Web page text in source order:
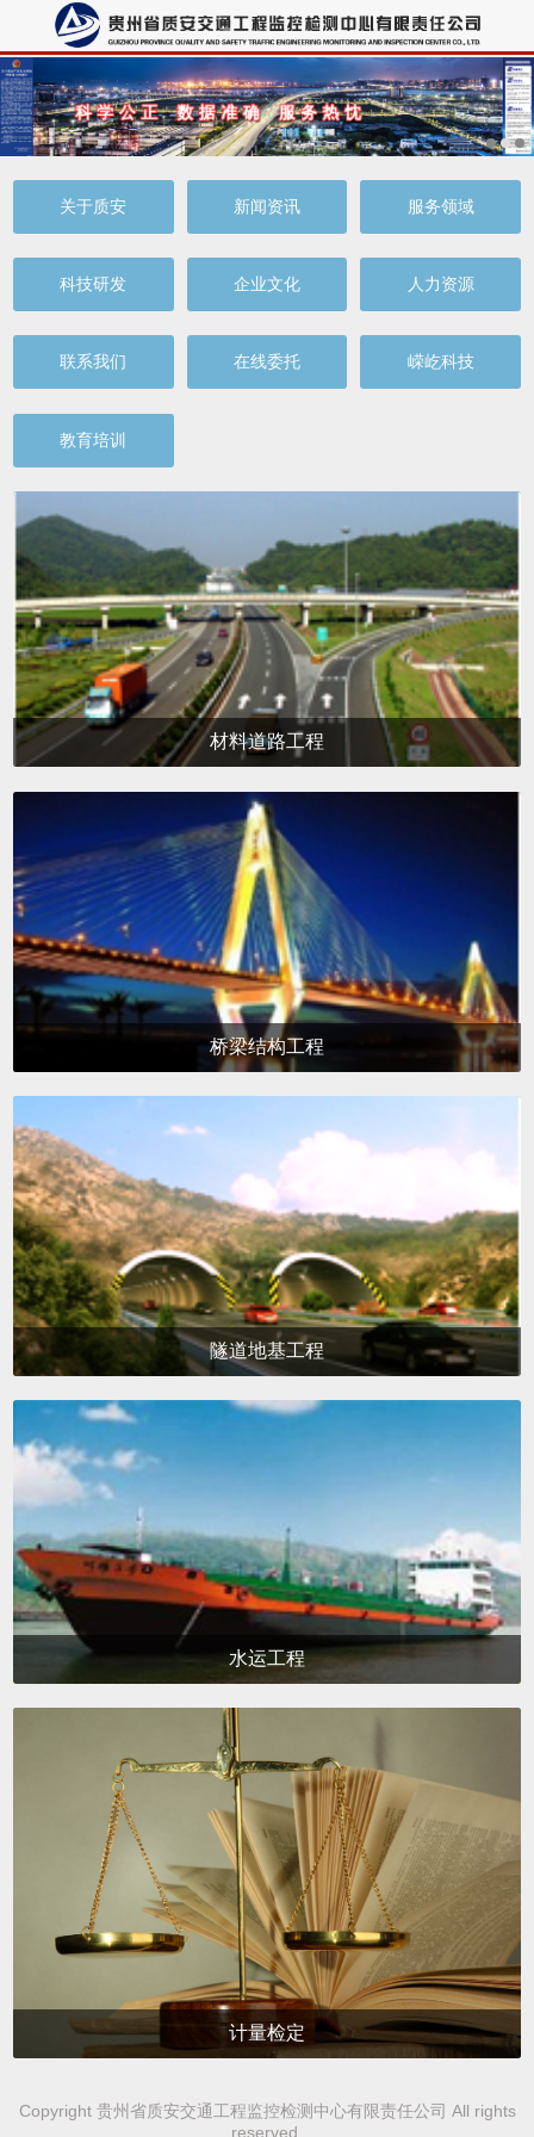
关于质安 新闻资讯 服务领域
科技研发 企业文化 人力资源
联系我们 在线委托 嵘屹科技
教育培训
材料道路工程
桥梁结构工程
隧道地基工程
水运工程
计量检定
Copyright 贵州省质安交通工程监控检测中心有限责任公司 All rights
reserved.